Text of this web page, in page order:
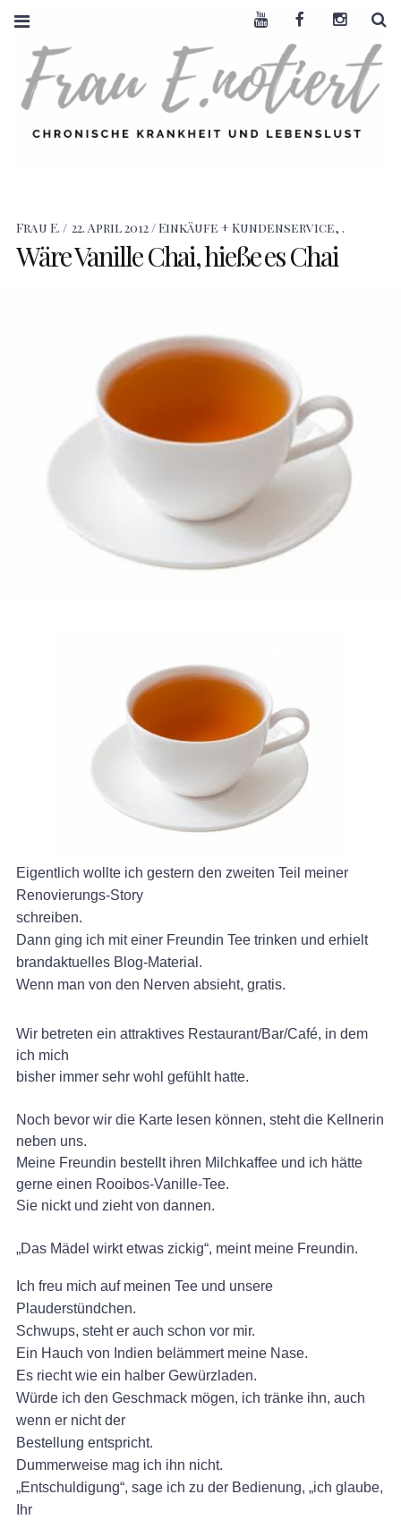
LEBENSLUST
Frau E. 22. April 2012 Einkäufe + Kundenservice, .
Wäre Vanille Chai, hieße es Chai
Eigentlich wollte ich gestern den zweiten Teil meiner
Renovierungs-Story
schreiben.
Dann ging ich mit einer Freundin Tee trinken und erhielt
brandaktuelles Blog-Material.
Wenn man von den Nerven absieht, gratis.
Wir betreten ein attraktives Restaurant/Bar/Café, in dem
ich mich
bisher immer sehr wohl gefühlt hatte.
Noch bevor wir die Karte lesen können, steht die Kellnerin
neben uns.
Meine Freundin bestellt ihren Milchkaffee und ich hätte
gerne einen Rooibos-Vanille-Tee.
Sie nickt und zieht von dannen.
„Das Mädel wirkt etwas zickig“, meint meine Freundin.
Ich freu mich auf meinen Tee und unsere
Plauderstündchen.
Schwups, steht er auch schon vor mir.
Ein Hauch von Indien belämmert meine Nase.
Es riecht wie ein halber Gewürzladen.
Würde ich den Geschmack mögen, ich tränke ihn, auch
wenn er nicht der
Bestellung entspricht.
Dummerweise mag ich ihn nicht.
„Entschuldigung“, sage ich zu der Bedienung, „ich glaube,
Ihr
Youtube Facebook